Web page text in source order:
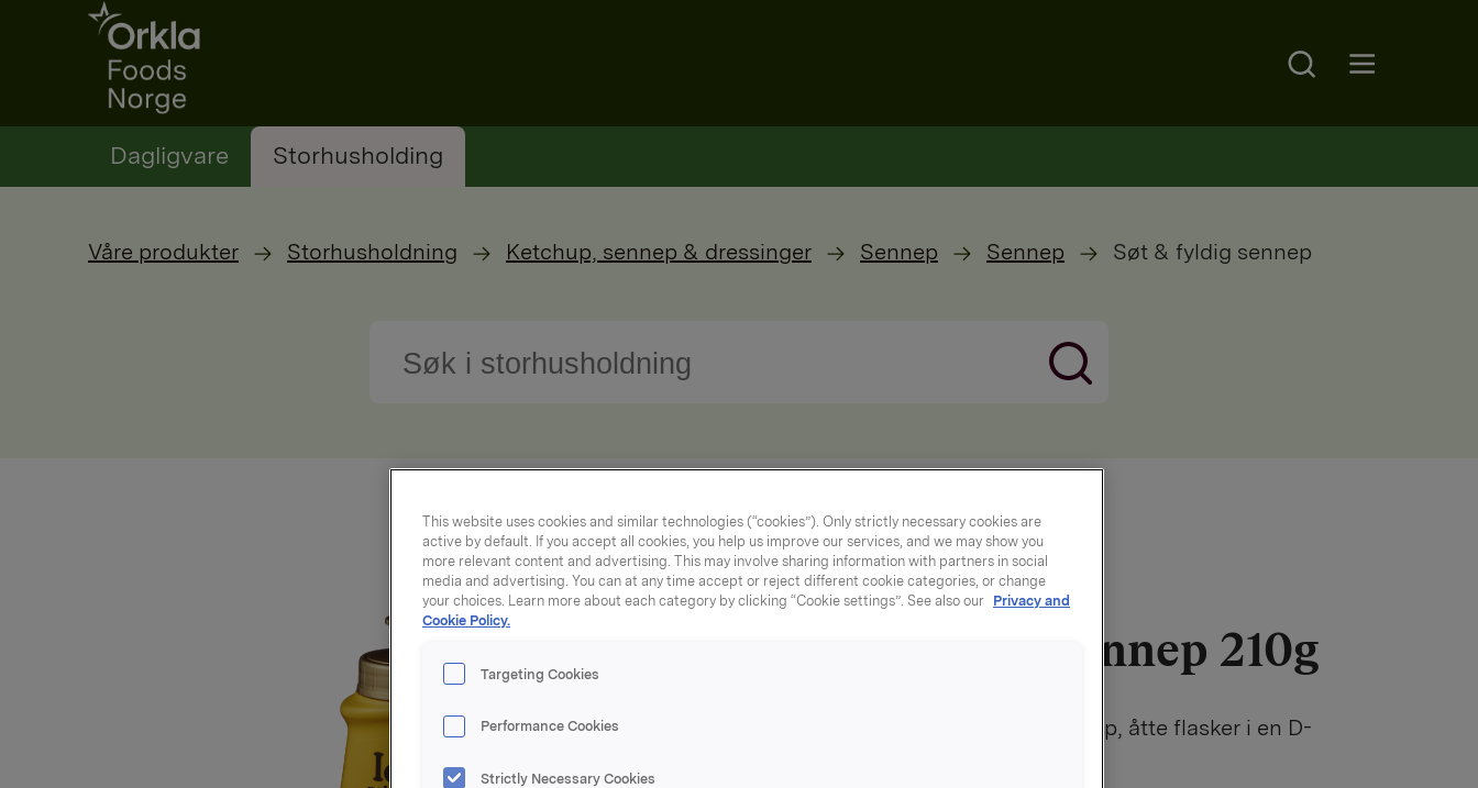
Go to frontpage
Search
Dagligvare Storhusholding
Våre produkter Storhusholdning Ketchup, sennep & dressinger Sennep Sennep Søt & fyldig sennep
Søt & fyldig sennep 210g
Plastikkflaske med 210 g sennep, åtte flasker i en D-
This website uses cookies and similar technologies (“cookies”). Only strictly necessary cookies are
active by default. If you accept all cookies, you help us improve our services, and we may show you
more relevant content and advertising. This may involve sharing information with partners in social
media and advertising. You can at any time accept or reject different cookie categories, or change
your choices. Learn more about each category by clicking “Cookie settings”. See also our Privacy and
Cookie Policy.
Targeting Cookies
Performance Cookies
Strictly Necessary Cookies